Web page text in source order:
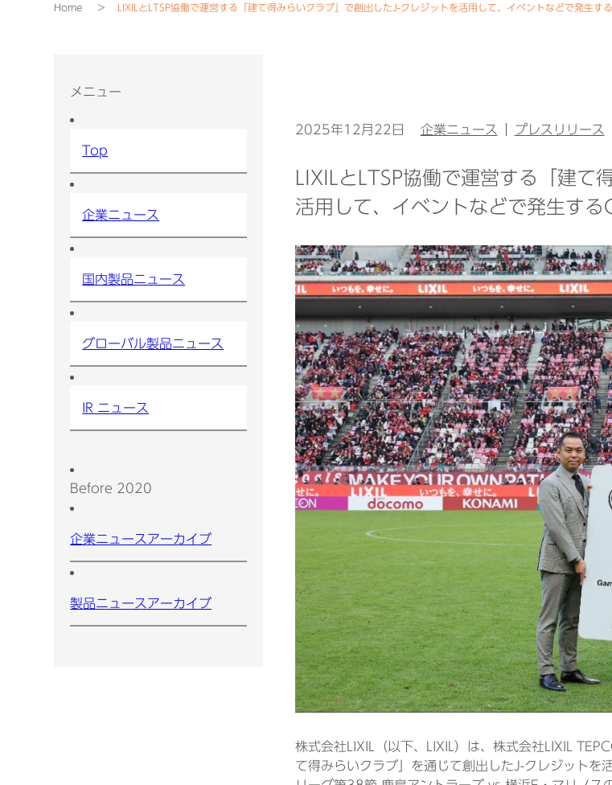
Home LIXILとLTSP協働で運営する「建て得みらいクラブ」で創出したJ-クレジットを活用して、イベントなどで発生す
メニュー
Top
企業ニュース
国内製品ニュース
グローバル製品ニュース
IR ニュース
Before 2020
企業ニュースアーカイブ
製品ニュースアーカイブ
2025年12月22日 企業ニュース プレスリリース
LIXILとLTSP協働で運営する「建
活用して、イベントなどで発生す
株式会社LIXIL（以下、LIXIL）は、株式会社LIXIL
て得みらいクラブ」を通じて創出したJ-クレジット